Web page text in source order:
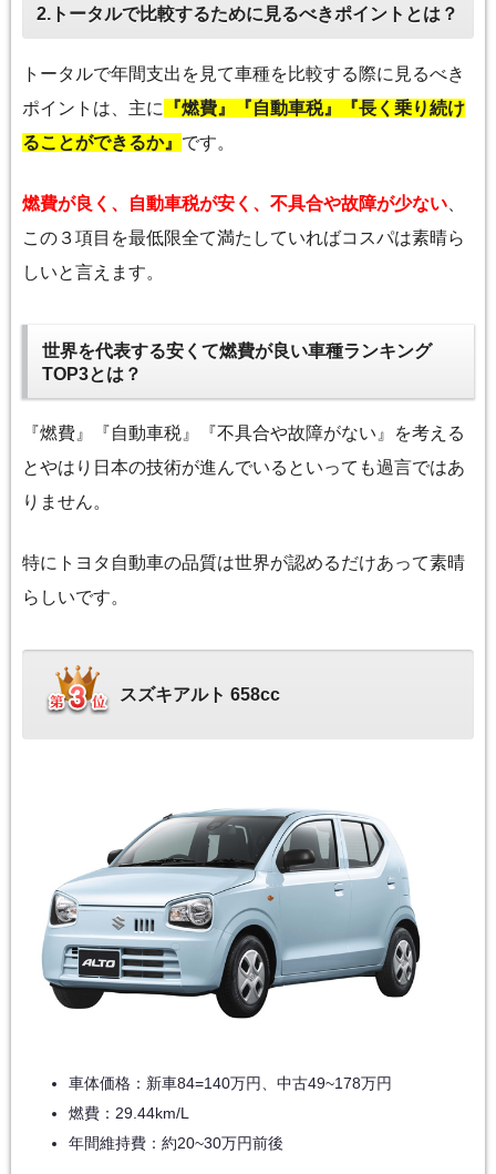
2.トータルで比較するために見るべきポイントとは？
トータルで年間支出を見て車種を比較する際に見るべき
ポイントは、主に
『燃費』『自動車税』『長く乗り続け
ることができるか』 です。
燃費が良く、自動車税が安く、不具合や故障が少ない
この３項目を最低限全て満たしていればコスパは素晴ら
しいと言えます。
世界を代表する安くて燃費が良い車種ランキング
TOP3とは？
『燃費』『自動車税』『不具合や故障がない』を考える
とやはり日本の技術が進んでいるといっても過言ではあ
りません。
特にトヨタ自動車の品質は世界が認めるだけあって素晴
らしいです。
スズキアルト 658cc
車体価格：新車84=140万円、中古49~178万円
燃費：29.44km/L
年間維持費：約20~30万円前後